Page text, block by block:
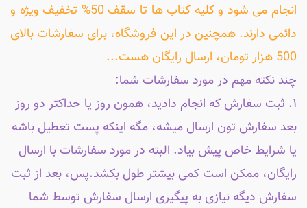
انجام می شود و کلیه کتاب ها تا سقف 50% تخفیف ویژه و
دائمی دارند. همچنین در این فروشگاه، برای سفارشات بالای
500 هزار تومان، ارسال رایگان هست...
چند نکته مهم در مورد سفارشات شما:
۱. ثبت سفارش که انجام دادید، همون روز یا حداکثر دو روز
بعد سفارش تون ارسال میشه، مگه اینکه پست تعطیل باشه
یا شرایط خاص پیش بیاد. البته در مورد سفارشات با ارسال
رایگان، ممکن است کمی بیشتر طول بکشد.پس، بعد از ثبت
سفارش دیگه نیازی به پیگیری ارسال سفارش توسط شما